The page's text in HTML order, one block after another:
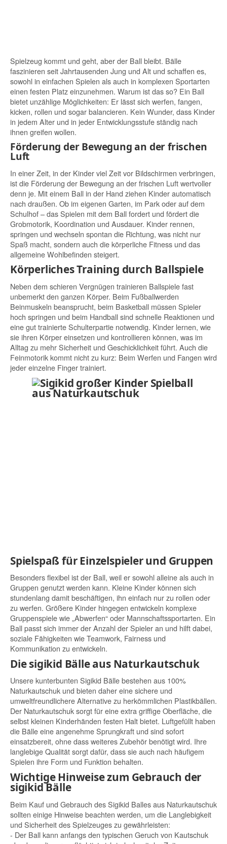
Spielzeug kommt und geht, aber der Ball bleibt. Bälle
faszinieren seit Jahrtausenden Jung und Alt und schaffen es,
sowohl in einfachen Spielen als auch in komplexen Sportarten
einen festen Platz einzunehmen. Warum ist das so? Ein Ball
bietet unzählige Möglichkeiten: Er lässt sich werfen, fangen,
kicken, rollen und sogar balancieren. Kein Wunder, dass Kinder
in jedem Alter und in jeder Entwicklungsstufe ständig nach
ihnen greifen wollen.
Förderung der Bewegung an der frischen
Luft
In einer Zeit, in der Kinder viel Zeit vor Bildschirmen verbringen,
ist die Förderung der Bewegung an der frischen Luft wertvoller
denn je. Mit einem Ball in der Hand ziehen Kinder automatisch
nach draußen. Ob im eigenen Garten, im Park oder auf dem
Schulhof – das Spielen mit dem Ball fordert und fördert die
Grobmotorik, Koordination und Ausdauer. Kinder rennen,
springen und wechseln spontan die Richtung, was nicht nur
Spaß macht, sondern auch die körperliche Fitness und das
allgemeine Wohlbefinden steigert.
Körperliches Training durch Ballspiele
Neben dem schieren Vergnügen trainieren Ballspiele fast
unbemerkt den ganzen Körper. Beim Fußballwerden
Beinmuskeln beansprucht, beim Basketball müssen Spieler
hoch springen und beim Handball sind schnelle Reaktionen und
eine gut trainierte Schulterpartie notwendig. Kinder lernen, wie
sie ihren Körper einsetzen und kontrollieren können, was im
Alltag zu mehr Sicherheit und Geschicklichkeit führt. Auch die
Feinmotorik kommt nicht zu kurz: Beim Werfen und Fangen wird
jeder einzelne Finger trainiert.
Spielspaß für Einzelspieler und Gruppen
Besonders flexibel ist der Ball, weil er sowohl alleine als auch in
Gruppen genutzt werden kann. Kleine Kinder können sich
stundenlang damit beschäftigen, ihn einfach nur zu rollen oder
zu werfen. Größere Kinder hingegen entwickeln komplexe
Gruppenspiele wie „Abwerfen“ oder Mannschaftssportarten. Ein
Ball passt sich immer der Anzahl der Spieler an und hilft dabei,
soziale Fähigkeiten wie Teamwork, Fairness und
Kommunikation zu entwickeln.
Die sigikid Bälle aus Naturkautschuk
Unsere kunterbunten Sigikid Bälle bestehen aus 100%
Naturkautschuk und bieten daher eine sichere und
umweltfreundlichere Alternative zu herkömmlichen Plastikbällen.
Der Naturkautschuk sorgt für eine extra griffige Oberfläche, die
selbst kleinen Kinderhänden festen Halt bietet. Luftgefüllt haben
die Bälle eine angenehme Sprungkraft und sind sofort
einsatzbereit, ohne dass weiteres Zubehör benötigt wird. Ihre
langlebige Qualität sorgt dafür, dass sie auch nach häufigem
Spielen ihre Form und Funktion behalten.
Wichtige Hinweise zum Gebrauch der
sigikid Bälle
Beim Kauf und Gebrauch des Sigikid Balles aus Naturkautschuk
sollten einige Hinweise beachten werden, um die Langlebigkeit
und Sicherheit des Spielzeuges zu gewährleisten:
- Der Ball kann anfangs den typischen Geruch von Kautschuk